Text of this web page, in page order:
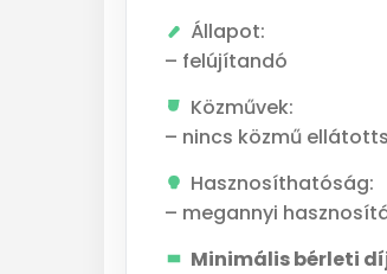
Állapot:
– felújítandó
Közművek:
– nincs közmű
Hasznosíthatóság:
– megannyi
Minimális bérleti